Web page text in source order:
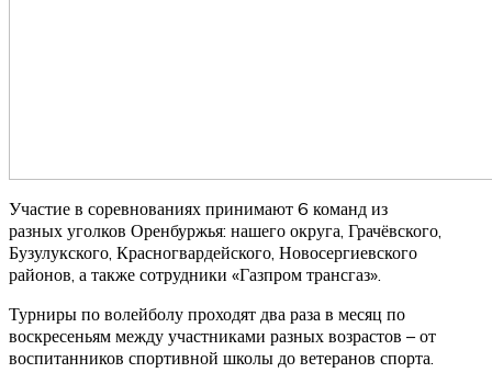
Участие в соревнованиях принимают 6 команд из
разных уголков Оренбуржья: нашего округа, Грачёвского,
Бузулукского, Красногвардейского, Новосергиевского
районов, а также сотрудники «Газпром трансгаз».
Турниры по волейболу проходят два раза в месяц по
воскресеньям между участниками разных возрастов – от
воспитанников спортивной школы до ветеранов спорта.